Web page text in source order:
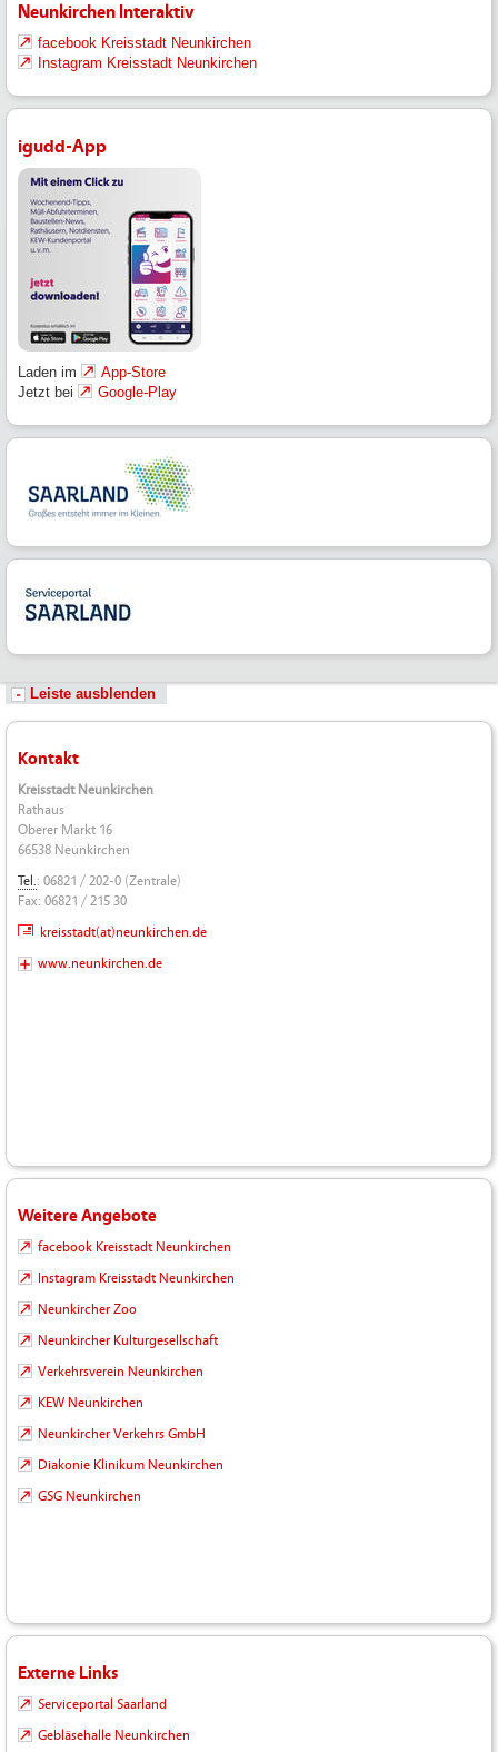
Neunkirchen Interaktiv
facebook Kreisstadt Neunkirchen
Instagram Kreisstadt Neunkirchen
igudd-App
Laden im
App-Store
Jetzt bei
Google-Play
Leiste ausblenden
Kontakt
Kreisstadt Neunkirchen
Rathaus
Oberer Markt 16
66538 Neunkirchen
Tel.: 06821 / 202-0 (Zentrale)
Fax: 06821 / 215 30
kreisstadt(at)neunkirchen.de
www.neunkirchen.de
Weitere Angebote
facebook Kreisstadt Neunkirchen
Instagram Kreisstadt Neunkirchen
Neunkircher Zoo
Neunkircher Kulturgesellschaft
Verkehrsverein Neunkirchen
KEW Neunkirchen
Neunkircher Verkehrs GmbH
Diakonie Klinikum Neunkirchen
GSG Neunkirchen
Externe Links
Serviceportal Saarland
Gebläsehalle Neunkirchen